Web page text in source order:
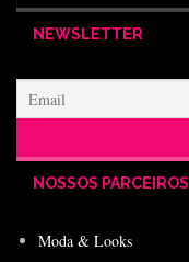
NEWSLETTER
NOSSOS PARCEIROS
Moda & Looks